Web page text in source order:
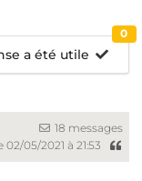
a été utile
0
18 messages
02/05/2021 à 21:53